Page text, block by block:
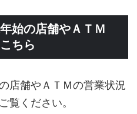
始の店舗やＡＴＭ
ちら
店舗やＡＴＭの営業状況
覧ください。